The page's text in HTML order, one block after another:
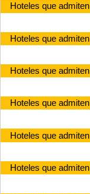
Hoteles que
Hoteles que
Hoteles que
Hoteles que
Hoteles que
Hoteles que